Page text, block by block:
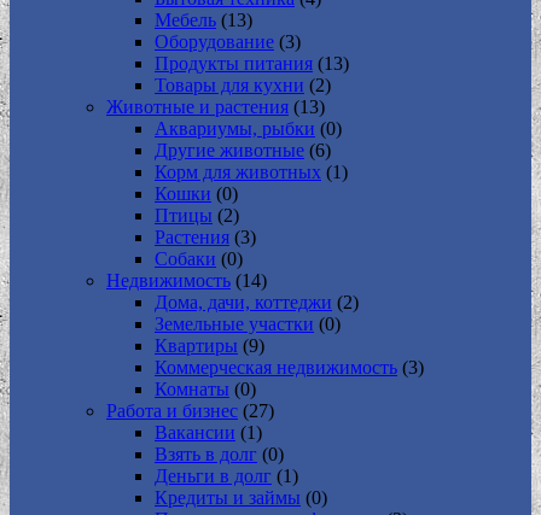
Мебель (13)
Оборудование (3)
Продукты питания (13)
Товары для кухни (2)
Животные и растения (13)
Аквариумы, рыбки (0)
Другие животные (6)
Корм для животных (1)
Кошки (0)
Птицы (2)
Растения (3)
Собаки (0)
Недвижимость (14)
Дома, дачи, коттеджи (2)
Земельные участки (0)
Квартиры (9)
Коммерческая недвижимость (3)
Комнаты (0)
Работа и бизнес (27)
Вакансии (1)
Взять в долг (0)
Деньги в долг (1)
Кредиты и займы (0)